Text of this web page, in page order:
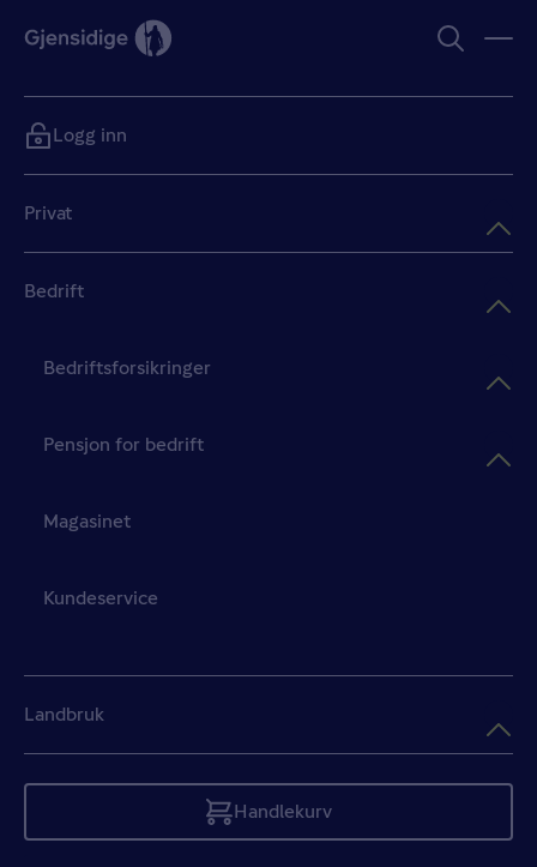
Privat
Bedrift
Bedriftsforsikringer
Pensjon for bedrift
Magasinet
Kundeservice
Landbruk
Handlekurv
Tom
Logg inn